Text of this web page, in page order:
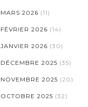
MARS 2026 (11)
FÉVRIER 2026 (14)
JANVIER 2026 (30)
DÉCEMBRE 2025 (35)
NOVEMBRE 2025 (20)
OCTOBRE 2025 (32)